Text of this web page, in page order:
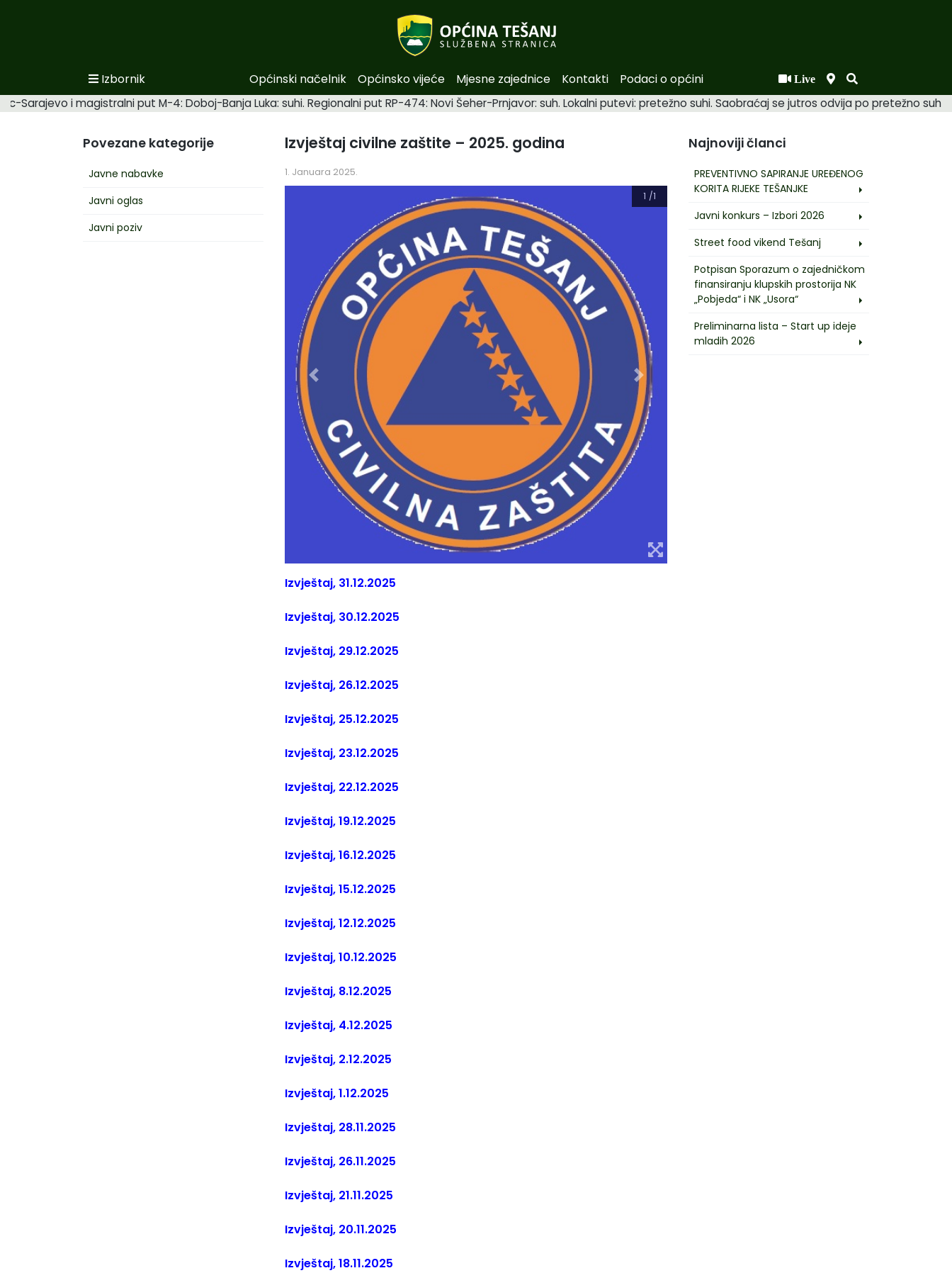
Izbornik Općinski načelnik Općinsko vijeće Mjesne zajednice Kontakti Podaci o općini Live
Podaci o Općini
Općinski načelnik
Općinsko vijeće
Sarajevo i magistralni put M-4: Doboj-Banja Luka: suhi. Regionalni put RP-474: Novi Šeher-Prnjavor: suh. Lokalni putevi: pretežno suhi. Saobraćaj se jutros odvija po
Povezane kategorije
Javne nabavke
Javni oglas
Javni poziv
Izvještaj civilne zaštite – 2025. godina
1. Januara 2025.
1 /1
Izvještaj, 31.12.2025
Izvještaj, 30.12.2025
Izvještaj, 29.12.2025
Izvještaj, 26.12.2025
Izvještaj, 25.12.2025
Izvještaj, 23.12.2025
Izvještaj, 22.12.2025
Izvještaj, 19.12.2025
Izvještaj, 16.12.2025
Izvještaj, 15.12.2025
Izvještaj, 12.12.2025
Izvještaj, 10.12.2025
Izvještaj, 8.12.2025
Izvještaj, 4.12.2025
Izvještaj, 2.12.2025
Izvještaj, 1.12.2025
Izvještaj, 28.11.2025
Izvještaj, 26.11.2025
Izvještaj, 21.11.2025
Izvještaj, 20.11.2025
Izvještaj, 18.11.2025
Najnoviji članci
PREVENTIVNO SAPIRANJE UREĐENOG
KORITA RIJEKE TEŠANJKE
Javni konkurs – Izbori 2026
Street food vikend Tešanj
Potpisan Sporazum o zajedničkom
finansiranju klupskih prostorija NK
„Pobjeda“ i NK „Usora“
Preliminarna lista – Start up ideje
mladih 2026